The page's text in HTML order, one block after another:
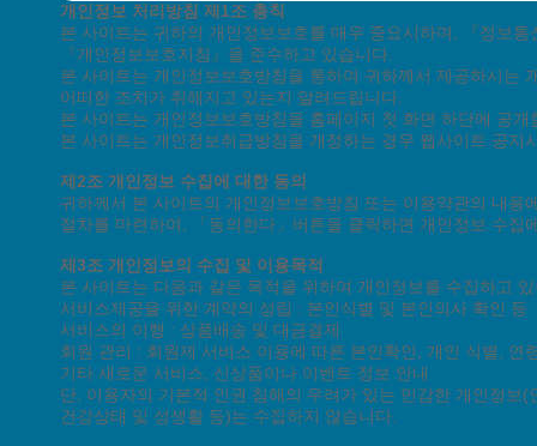
개인정보 처리방침 제1조 총칙
본 사이트는 귀하의 개인정보보호를 매우 중요시하며, 『정보
『개인정보보호지침』을 준수하고 있습니다.
본 사이트는 개인정보보호방침을 통하여 귀하께서 제공하시는
어떠한 조치가 취해지고 있는지 알려드립니다.
본 사이트는 개인정보보호방침을 홈페이지 첫 화면 하단에 공
본 사이트는 개인정보취급방침을 개정하는 경우 웹사이트 공
제2조 개인정보 수집에 대한 동의
귀하께서 본 사이트의 개인정보보호방침 또는 이용약관의 내
절차를 마련하여, 「동의한다」버튼을 클릭하면 개인정보 수집
제3조 개인정보의 수집 및 이용목적
본 사이트는 다음과 같은 목적을 위하여 개인정보를 수집하고
서비스제공을 위한 계약의 성립 : 본인식별 및 본인의사 확인 등
서비스의 이행 : 상품배송 및 대금결제
회원 관리 : 회원제 서비스 이용에 따른 본인확인, 개인 식별, 연
기타 새로운 서비스, 신상품이나 이벤트 정보 안내
단, 이용자의 기본적 인권 침해의 우려가 있는 민감한 개인정
건강상태 및 성생활 등)는 수집하지 않습니다.
회사소개 단체수강 제휴안내 채용정보 인재채
교육시설 신고 : 한
사업자등록 : 한국
Copyright(C) 한국